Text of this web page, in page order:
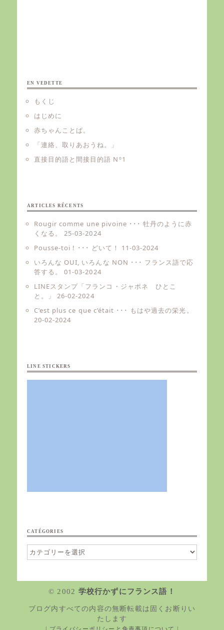
EN VEDETTE
もくじ
はじめに
赤ちゃんことば。
「連絡、取りあおうね。」
直接目的語と間接目的語 Nº1
ARTICLES RÉCENTS
Rougir comme une pivoine ･･･ 牡丹のように赤
くなる。
25-03-2024
Pousse-toi ! ･･･ どいて！
11-03-2024
いろんな OUI, いろんな NON ･･･ フランス語で応
答する。
01-03-2024
LINEスタンプ「フランコ・ジャポネ ひとこ
と。」
26-02-2024
C’est plus ce que c’était ･･･ もはや過去の栄光。
20-02-2024
LINE STICKERS
CATÉGORIES
© 2002 学校行かずにフランス語！
ブログ内すべての内容の無断転載は固くお断りい
たします